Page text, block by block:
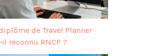
de Travel Planner
reconnu RNCP ?